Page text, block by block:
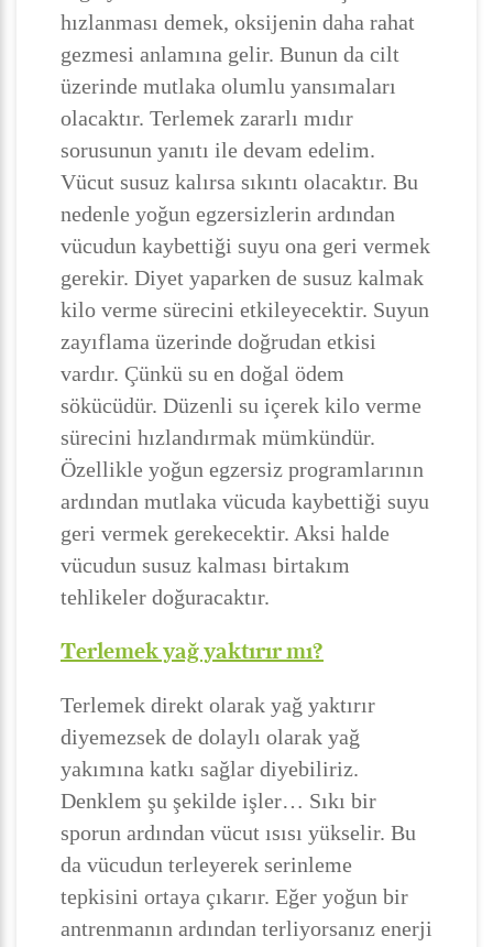
hızlanması demek, oksijenin daha rahat
gezmesi anlamına gelir. Bunun da cilt
üzerinde mutlaka olumlu yansımaları
olacaktır. Terlemek zararlı mıdır
sorusunun yanıtı ile devam edelim.
Vücut susuz kalırsa sıkıntı olacaktır. Bu
nedenle yoğun egzersizlerin ardından
vücudun kaybettiği suyu ona geri vermek
gerekir. Diyet yaparken de susuz kalmak
kilo verme sürecini etkileyecektir. Suyun
zayıflama üzerinde doğrudan etkisi
vardır. Çünkü su en doğal ödem
sökücüdür. Düzenli su içerek kilo verme
sürecini hızlandırmak mümkündür.
Özellikle yoğun egzersiz programlarının
ardından mutlaka vücuda kaybettiği suyu
geri vermek gerekecektir. Aksi halde
vücudun susuz kalması birtakım
tehlikeler doğuracaktır.
Terlemek yağ yaktırır mı?
Terlemek direkt olarak yağ yaktırır
diyemezsek de dolaylı olarak yağ
yakımına katkı sağlar diyebiliriz.
Denklem şu şekilde işler… Sıkı bir
sporun ardından vücut ısısı yükselir. Bu
da vücudun terleyerek serinleme
tepkisini ortaya çıkarır. Eğer yoğun bir
antrenmanın ardından terliyorsanız enerji